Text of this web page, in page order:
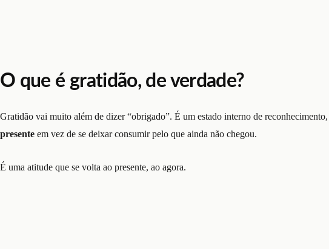
O que é gratidão, de verdade?
Gratidão vai muito além de dizer “obrigado”. É um estado interno de
presente em vez de se deixar consumir pelo que ainda não chegou.
É uma atitude que se volta ao presente, ao agora.